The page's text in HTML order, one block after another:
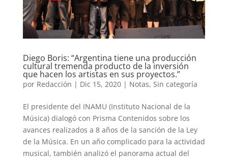
Diego Boris: “Argentina tiene una producción
cultural tremenda producto de la inversión
que hacen los artistas en sus proyectos.”
por Redacción | Dic 15, 2020| Notas, Sin categoría
El presidente del INAMU (Instituto Nacional de la
Música) dialogó con Prisma Contenidos sobre los
avances realizados a 8 años de la sanción de la Ley
de la Música. En un año complicado para la actividad
musical, también analizó el panorama actual del